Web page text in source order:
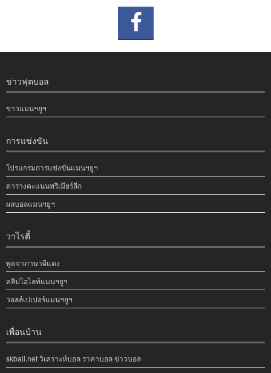
ข่าวฟุตบอล
ข่าวแมนฯยูฯ
การแข่งขัน
โปรแกรมการแข่งขันแมนฯยูฯ
ตารางคะแนนพรีเมียร์ลีก
ผลบอลแมนฯยูฯ
วาไรตี้
พูดจาภาษาผีแดง
คลิปไฮไลท์แมนฯยูฯ
วอลล์เปเปอร์แมนฯยูฯ
เพื่อนบ้าน
skball.net วิเคราะห์บอล ราคาบอล ข่าวบอล